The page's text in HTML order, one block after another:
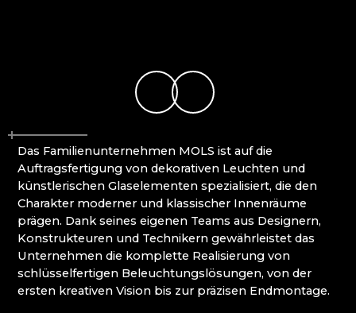
PAČINEK GLASS
PRECIOSA LIGHTING
PROUSEK EXKLUSIVE LIGHTING
RESORT HVOZD
SKLO.
STUDIO VINU
SVOJKOV GLASHÜTTE, JIŘÍ HAIDL
TGK - TECHNIK, GLAS UND KUNST
TRISHARDS
VAGNERGLASS
VEREIN DER FREUNDE DER GLASHÜTTE
Das Familienunternehmen MOLS ist auf die
Auftragsfertigung von dekorativen Leuchten und
künstlerischen Glaselementen spezialisiert, die den
Charakter moderner und klassischer Innenräume
prägen. Dank seines eigenen Teams aus Designern,
Konstrukteuren und Technikern gewährleistet das
Unternehmen die komplette Realisierung von
schlüsselfertigen Beleuchtungslösungen, von der
ersten kreativen Vision bis zur präzisen Endmontage.